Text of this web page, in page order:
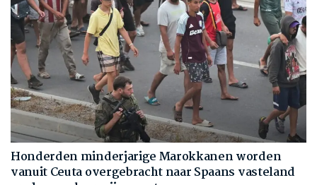
Honderden minderjarige Marokkanen worden
vanuit Ceuta overgebracht naar Spaans vasteland